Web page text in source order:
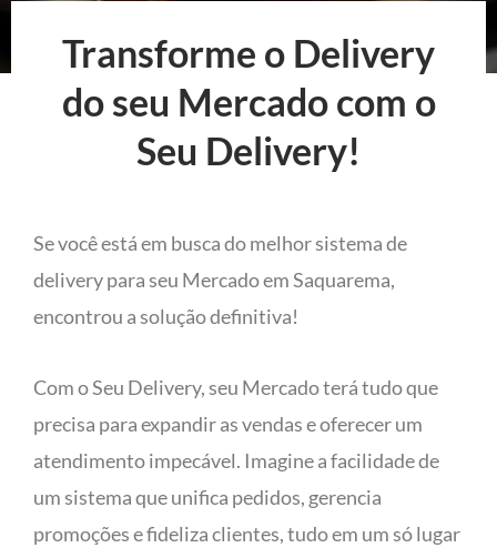
Transforme o Delivery
do seu Mercado com o
Seu Delivery!
Se você está em busca do melhor sistema de
delivery para seu Mercado em Saquarema,
encontrou a solução definitiva!
Com o Seu Delivery, seu Mercado terá tudo que
precisa para expandir as vendas e oferecer um
atendimento impecável. Imagine a facilidade de
um sistema que unifica pedidos, gerencia
promoções e fideliza clientes, tudo em um só lugar